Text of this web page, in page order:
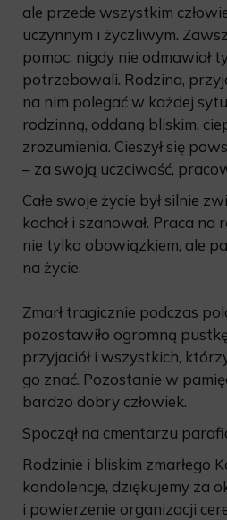
ale przede wszystkim
uczynnym i życzliwym.
pomoc, nigdy nie odmawiał
potrzebowali. Rodzina,
na nim polegać w każdej
rodzinną, oddaną bliskim,
zrozumienia. Cieszył się
– za swoją uczciwość,
Całe swoje życie był silnie
kochał i szanował. Praca na
nie tylko obowiązkiem, ale
na życie.
Zmarł tragicznie podczas
pozostawiło ogromną
przyjaciół i wszystkich,
go znać. Pozostanie w
bardzo dobry człowiek.
Spoczął na cmentarzu
Rodzinie i bliskim zmarłego
kondolencje, dziękujemy za
i powierzenie organizacji